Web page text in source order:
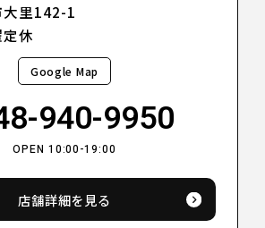
里142-1
休
Google Map
940-9950
OPEN 10:00-19:00
店舗詳細を見る